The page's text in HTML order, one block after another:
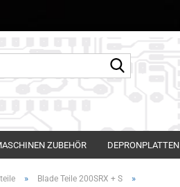
ZUBEHÖR DEPRONPLATTEN
» Blade Teile 200SRX + S »